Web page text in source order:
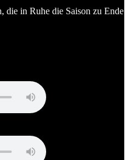
die in Ruhe die Saison zu Ende